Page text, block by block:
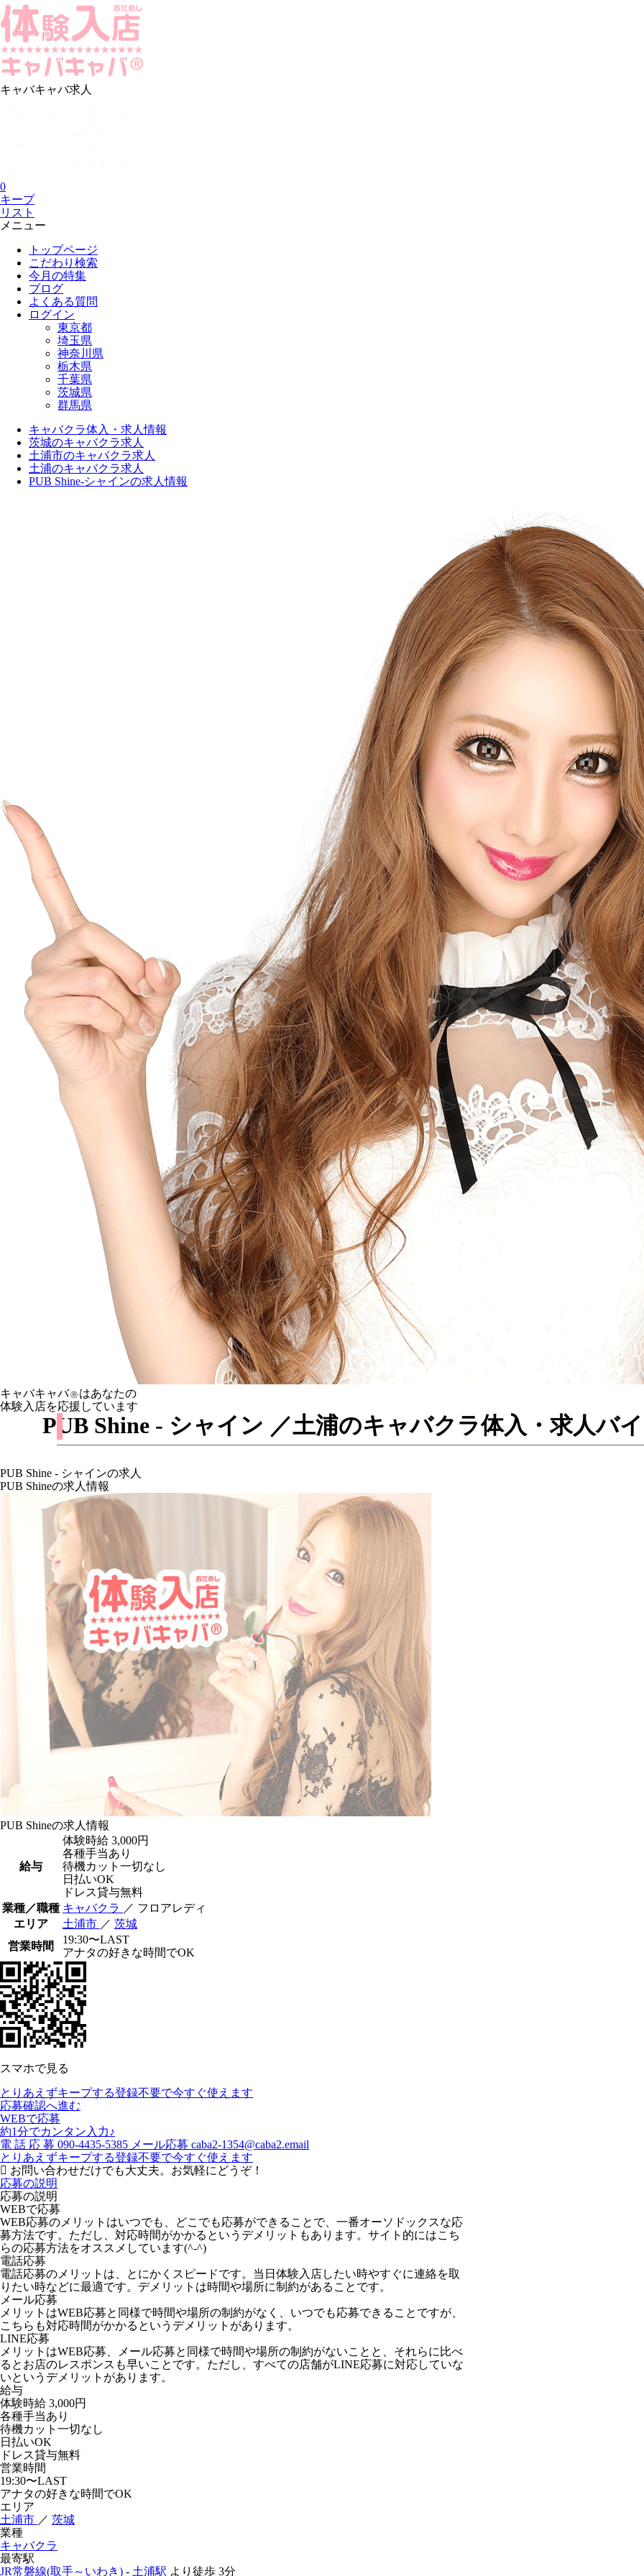
キャバキャバ求人
0
キープ
リスト
メニュー
トップページ
こだわり検索
今月の特集
ブログ
よくある質問
ログイン
東京都
埼玉県
神奈川県
栃木県
千葉県
茨城県
群馬県
キャバクラ体入・求人情報
茨城のキャバクラ求人
土浦市のキャバクラ求人
土浦のキャバクラ求人
PUB Shine-シャインの求人情報
キャバキャバⓇ はあなたの
体験入店を応援しています
PUB Shine - シャイン ／土浦のキャバクラ体入・求人バ
PUB Shine - シャインの求人
PUB Shineの求人情報
PUB Shineの求人情報
給与
体験時給 3,000円
各種手当あり
待機カット一切なし
日払いOK
ドレス貸与無料
業種／職種 キャバクラ ／ フロアレディ
エリア
土浦市 ／ 茨城
営業時間
19:30〜LAST
アナタの好きな時間でOK
スマホで見る
とりあえずキープする登録不要で今すぐ使えます
応募確認へ進む
WEBで応募
約1分でカンタン入力♪
電 話 応 募 090-4435-5385 メール応募 caba2-1354@caba2.email
とりあえずキープする登録不要で今すぐ使えます
お問い合わせだけでも大丈夫。お気軽にどうぞ！
応募の説明
応募の説明
WEBで応募
WEB応募のメリットはいつでも、どこでも応募ができることで、一番オーソドックスな応
募方法です。ただし、対応時間がかかるというデメリットもあります。サイト的にはこち
らの応募方法をオススメしています(^-^)
電話応募
電話応募のメリットは、とにかくスピードです。当日体験入店したい時やすぐに連絡を取
りたい時などに最適です。デメリットは時間や場所に制約があることです。
メール応募
メリットはWEB応募と同様で時間や場所の制約がなく、いつでも応募できることですが、
こちらも対応時間がかかるというデメリットがあります。
LINE応募
メリットはWEB応募、メール応募と同様で時間や場所の制約がないことと、それらに比べ
るとお店のレスポンスも早いことです。ただし、すべての店舗がLINE応募に対応していな
いというデメリットがあります。
給与
体験時給 3,000円
各種手当あり
待機カット一切なし
日払いOK
ドレス貸与無料
営業時間
19:30〜LAST
アナタの好きな時間でOK
エリア
土浦市 ／ 茨城
業種
キャバクラ
最寄駅
JR常磐線(取手～いわき) - 土浦駅 より徒歩 3分